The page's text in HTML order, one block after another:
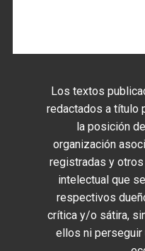
Los textos
redactados a título
la posición
organización
registradas y
intelectual que
respectivos
crítica y/o sátira,
ellos ni perseguir